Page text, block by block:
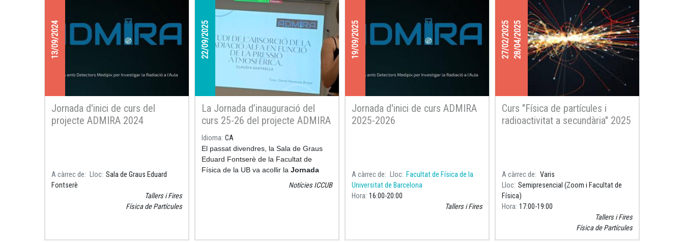
13/09/2024
Jornada d'inici de curs del
projecte ADMIRA 2024
A càrrec de Lloc Sala de Graus Eduard
Fontserè
Tallers i Fires
Física de Partícules
22/09/2025
La Jornada d’inauguració del
curs 25-26 del projecte ADMIRA
reuneix universitat i secundària
per impulsar la recerca i
l’aprenentatge actiu
Idioma CA
El passat divendres, la Sala de Graus
Eduard Fontserè de la Facultat de
Física de la UB va acollir la Jornada
d’inauguració del curs 2025-2026del
Notícies ICCUB
19/09/2025
Jornada d'inici de curs ADMIRA
2025-2026
A càrrec de Lloc Facultat de Física de la
Universitat de Barcelona
Hora 16:00 20:00
Tallers i Fires
27/02/202528/04/2025
Curs "Física de partícules i
radioactivitat a secundària" 2025
A càrrec de
Varis
Lloc Semipresencial (Zoom i Facultat de
Física)
Hora 17:00 19:00
Tallers i Fires
Física de Partícules